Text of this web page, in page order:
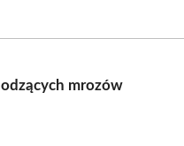
mrozów